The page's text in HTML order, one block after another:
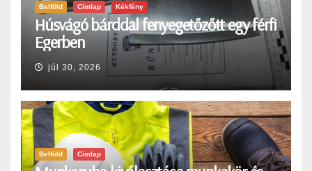
Belföld Címlap Kékfény
Húsvágó bárddal fenyegetőzőtt egy férfi
Egerben
júl 30, 2026
Belföld Címlap